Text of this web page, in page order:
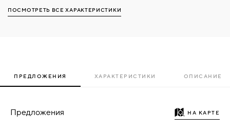
ПОСМОТРЕТЬ ВСЕ ХАРАКТЕРИСТИКИ
ПРЕДЛОЖЕНИЯ ХАРАКТЕРИСТИКИ ОПИСАНИЕ
Предложения НА КАРТЕ